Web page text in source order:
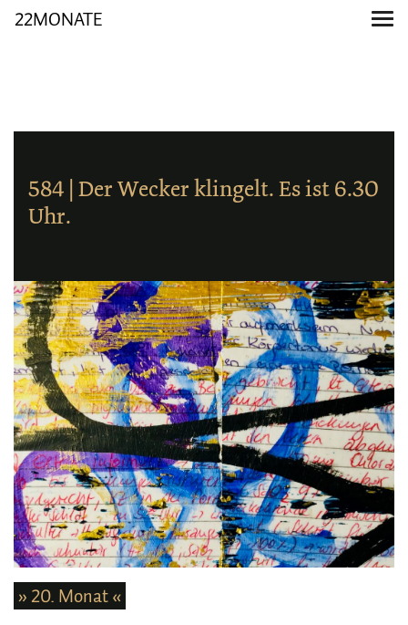
22MONATE
584 | Der Wecker klingelt. Es ist 6.30
Uhr.
» 20. Monat «